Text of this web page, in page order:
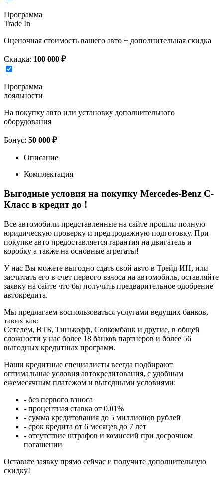
Программа
Trade In
Оценочная стоимость вашего авто + дополнительная скидка
Скидка: 100 000 ₽
Программа
лояльности
На покупку авто или установку дополнительного
оборудования
Бонус: 50 000 ₽
Описание
Комплектация
Выгодные условия на покупку Mercedes-Benz C-
Класс в кредит до !
Все автомобили представленные на сайте прошли полную
юридическую проверку и предпродажную подготовку. При
покупке авто предоставляется гарантия на двигатель и
коробку а также на основные агрегаты!
У нас Вы можете выгодно сдать свой авто в Трейд ИН, или
засчитать его в счет первого взноса на автомобиль, оставляйте
заявку на сайте что бы получить предварительное одобрение
автокредита.
Мы предлагаем воспользоваться услугами ведущих банков,
таких как:
Сетелем, ВТБ, Тинькофф, Совкомбанк и другие, в общей
сложности у нас более 18 банков партнеров и более 56
выгодных кредитных программ.
Наши кредитные специалисты всегда подбирают
оптимальные условия автокредитования, с удобным
ежемесячным платежом и выгодными условиями:
- без первого взноса
- процентная ставка от 0.01%
- сумма кредитования до 5 миллионов рублей
- срок кредита от 6 месяцев до 7 лет
- отсутствие штрафов и комиссий при досрочном
погашении
Оставьте заявку прямо сейчас и получите дополнительную
скидку!